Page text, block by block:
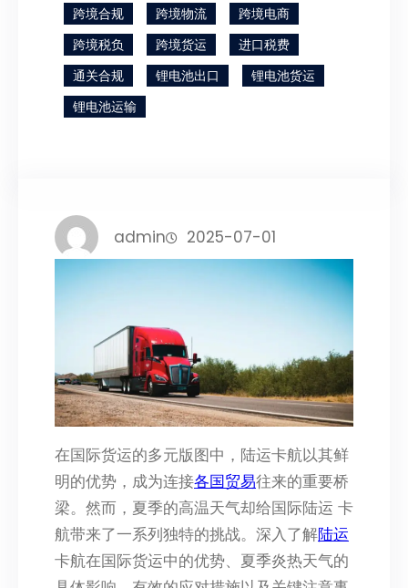
跨境合规
跨境物流
跨境电商
跨境税负
跨境货运
进口税费
通关合规
锂电池出口
锂电池货运
锂电池运输
admin 2025-07-01
在国际货运的多元版图中，陆运卡航以其鲜
明的优势，成为连接各国贸易往来的重要桥
梁。然而，夏季的高温天气却给国际陆运 卡
航带来了一系列独特的挑战。深入了解陆运
卡航在国际货运中的优势、夏季炎热天气的